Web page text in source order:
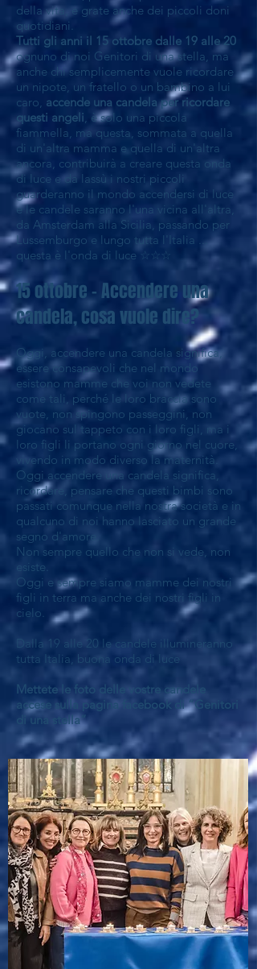
della vita, e grate anche dei piccoli doni
quotidiani.
Tutti gli anni il 15 ottobre dalle 19 alle 20
ognuno di noi Genitori di una stella, ma
anche chi semplicemente vuole ricordare
un nipote, un fratello o un bambino a lui
caro, accende una candela per ricordare
questi angeli, è solo una piccola
fiammella, ma questa, sommata a quella
di un'altra mamma e quella di un'altra
ancora, contribuirà a creare questa onda
di luce e da lassù i nostri piccoli
guarderanno il mondo accendersi di luce
e le candele saranno l'una vicina all'altra,
da Amsterdam alla Sicilia, passando per
Lussemburgo e lungo tutta l'Italia ...
questa è l'onda di luce ☆☆☆
15 ottobre - Accendere una
candela, cosa vuole dire?
Oggi, accendere una candela significa,
essere consapevoli che nel mondo
esistono mamme che voi non vedete
come tali, perché le loro braccia sono
vuote, non spingono passeggini, non
giocano sul tappeto con i loro figli, ma i
loro figli li portano ogni giorno nel cuore,
vivendo in modo diverso la maternità.
Oggi accendere una candela significa,
ricordare, pensare che questi bimbi sono
passati comunque nella nostra società e in
qualcuno di noi hanno lasciato un grande
segno d'amore.
Non sempre quello che non si vede, non
esiste.
Oggi e sempre siamo mamme dei nostri
figli in terra ma anche dei nostri figli in
cielo.
Dalla 19 alle 20 le candele illumineranno
tutta Italia, buona onda di luce
Mettete le foto delle vostre candele
accese sulla pagina facebook di “Genitori
di una stella”